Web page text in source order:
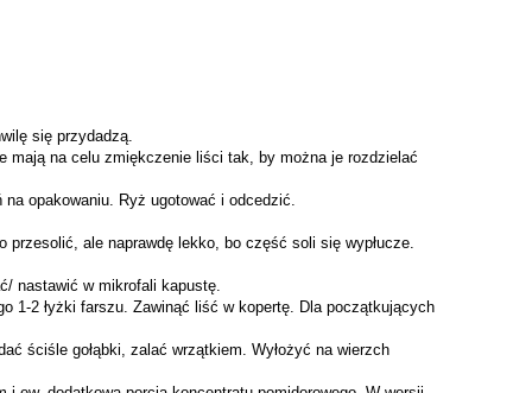
się przydadzą.
mają na celu zmiękczenie liści tak, by można je rozdzielać
opakowaniu. Ryż ugotować i odcedzić.
ale naprawdę lekko, bo część soli się wypłucze.
nastawić w mikrofali kapustę.
1-2 łyżki farszu. Zawinąć liść w kopertę. Dla początkujących
ściśle gołąbki, zalać wrzątkiem. Wyłożyć na wierzch